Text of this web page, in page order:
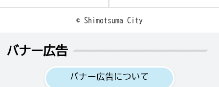
© Shimotsuma City
バナー広告
バナー広告について